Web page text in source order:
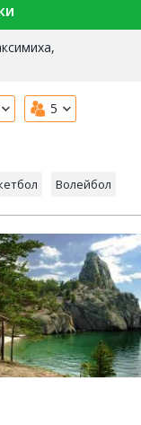
5
Волейбол